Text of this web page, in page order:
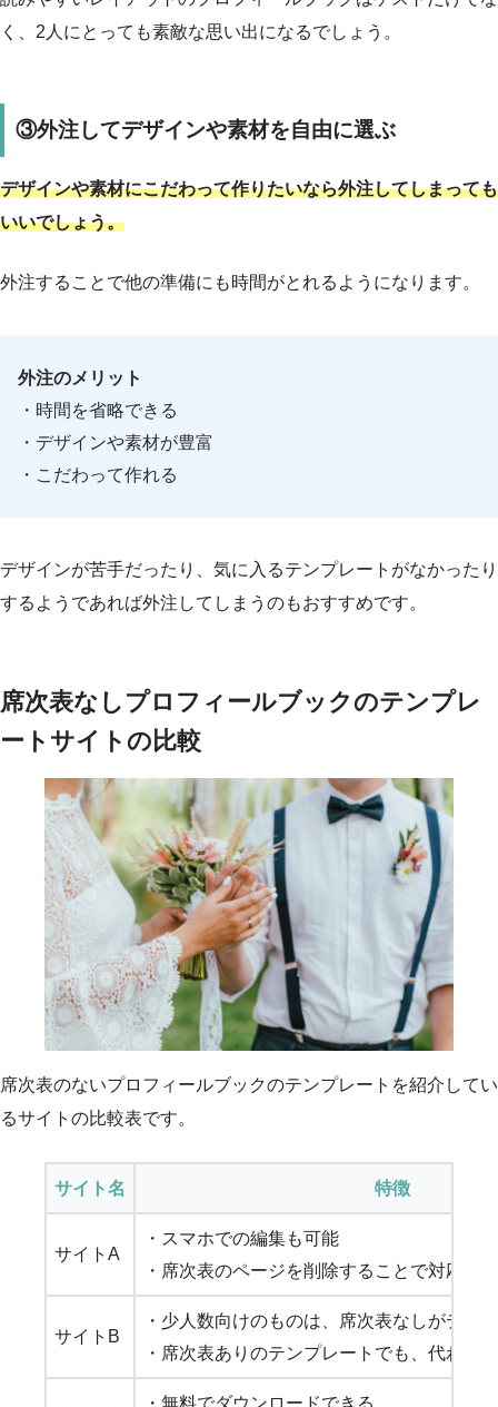
く、2人にとっても素敵な思い出になるでしょう。
③外注してデザインや素材を自由に選ぶ
デザインや素材にこだわって作りたいなら外注してしまっても
いいでしょう。
外注することで他の準備にも時間がとれるようになります。
外注のメリット
・時間を省略できる
・デザインや素材が豊富
・こだわって作れる
デザインが苦手だったり、気に入るテンプレートがなかったり
するようであれば外注してしまうのもおすすめです。
席次表なしプロフィールブックのテンプレ
ートサイトの比較
席次表のないプロフィールブックのテンプレートを紹介してい
るサイトの比較表です。
サイト名 特徴
サイトA
・スマホでの編集も可能
・席次表のページを削除することで対応可能
サイトB
・少人数向けのものは、席次表なしがデフ
・席次表ありのテンプレートでも、代わり